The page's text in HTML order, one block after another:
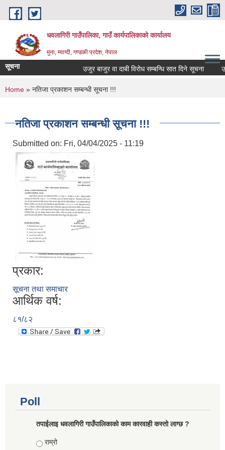
Skip to main content
धवलागिरी गाउँपालिका, गाउँ कार्यपालिकाको कार्यालय
मुना, म्याग्दी, गण्डकी प्रदेश, नेपाल
सूचना उजुर बाजुर वा दाबी विरोध सम्बन्धि सात दिने सूचना
You are here
Home » नतिजा प्रकाशन सम्बन्धी सूचना !!!
नतिजा प्रकाशन सम्बन्धी सूचना !!!
Submitted on: Fri, 04/04/2025 - 11:19
प्रकार:
सूचना तथा समाचार
आर्थिक वर्ष:
८१/८२
Poll
तपाईलाइ धवलागिरी गाउँपालिकाको काम कारवाही कस्तो लाग्छ ?
Choices
राम्रो